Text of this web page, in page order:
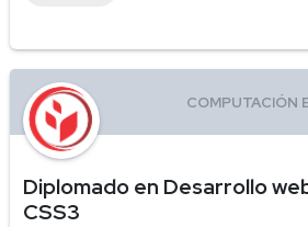
Diplomado en Desarrollo
CSS3